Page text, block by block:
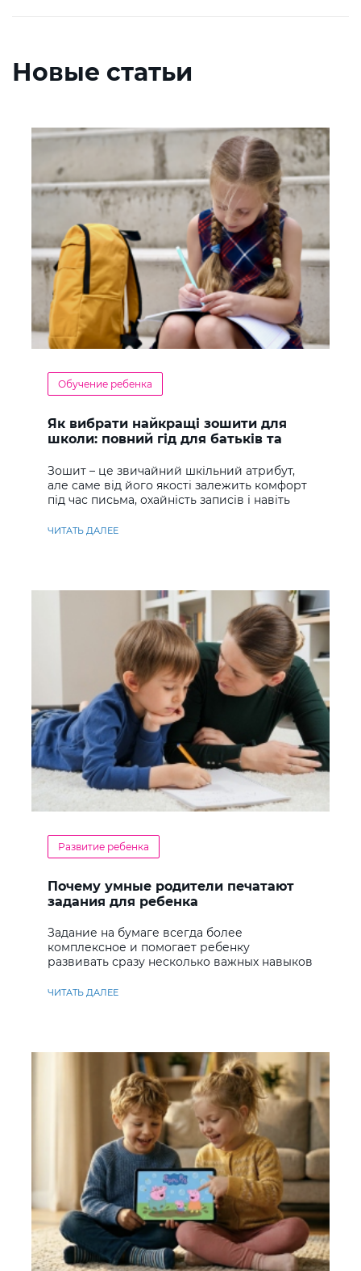
Новые статьи
Обучение ребенка
Як вибрати найкращі зошити для
школи: повний гід для батьків та
Зошит – це звичайний шкільний атрибут,
але саме від його якості залежить комфорт
під час письма, охайність записів і навіть
ЧИТАТЬ ДАЛЕЕ
Развитие ребенка
Почему умные родители печатают
задания для ребенка
Задание на бумаге всегда более
комплексное и помогает ребенку
развивать сразу несколько важных навыков
ЧИТАТЬ ДАЛЕЕ